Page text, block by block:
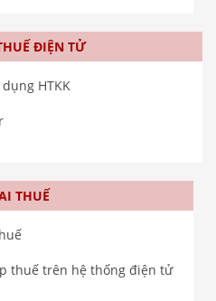
ĐIỆN TỬ
HTKK
THUẾ
thuế trên hệ thống điện tử